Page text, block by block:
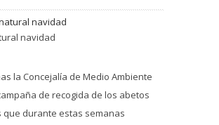
navidad
la Concejalía de Medio Ambiente
de recogida de los abetos
que durante estas semanas